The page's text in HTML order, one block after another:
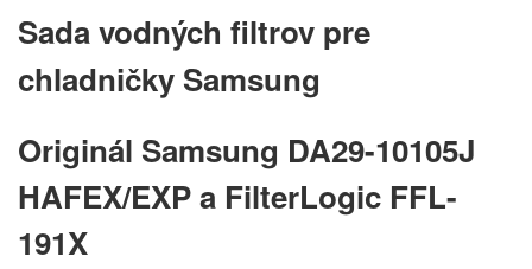
Sada vodných filtrov pre
chladničky Samsung
Originál Samsung DA29-10105J
HAFEX/EXP a FilterLogic FFL-
191X